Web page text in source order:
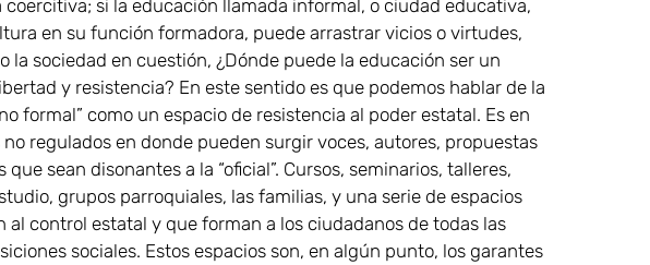
coercitiva; si la educación llamada informal, o ciudad educativa,
en su función formadora, puede arrastrar vicios o virtudes,
la sociedad en cuestión, ¿Dónde puede la educación ser un
y resistencia? En este sentido es que podemos hablar de la
formal” como un espacio de resistencia al poder estatal. Es en
no regulados en donde pueden surgir voces, autores, propuestas
que sean disonantes a la “oficial”. Cursos, seminarios, talleres,
grupos parroquiales, las familias, y una serie de espacios
al control estatal y que forman a los ciudadanos de todas las
sociales. Estos espacios son, en algún punto, los garantes